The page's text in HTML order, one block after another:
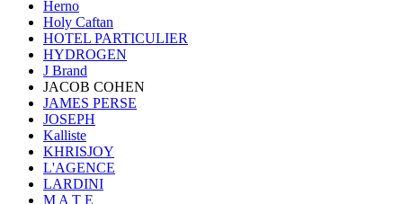
Herno
Holy Caftan
HOTEL PARTICULIER
HYDROGEN
J Brand
JACOB COHEN
JAMES PERSE
JOSEPH
Kalliste
KHRISJOY
L'AGENCE
LARDINI
M A T E